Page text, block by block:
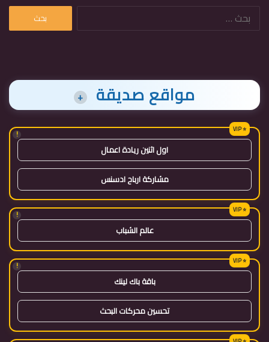
البحث
مواقع صديقة +
!
اول اثنين ريادة اعمال
مشاركة ارباح ادسنس
!
عالم الشباب
!
باقة باك لينك
تحسين محركات البحث